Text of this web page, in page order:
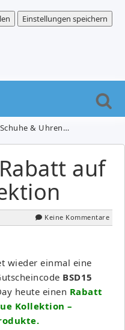
Einstellungen speichern
& Uhren
auf
Keine Kommentare
wieder einmal eine
BSD15
heute einen Rabatt
Kollektion –